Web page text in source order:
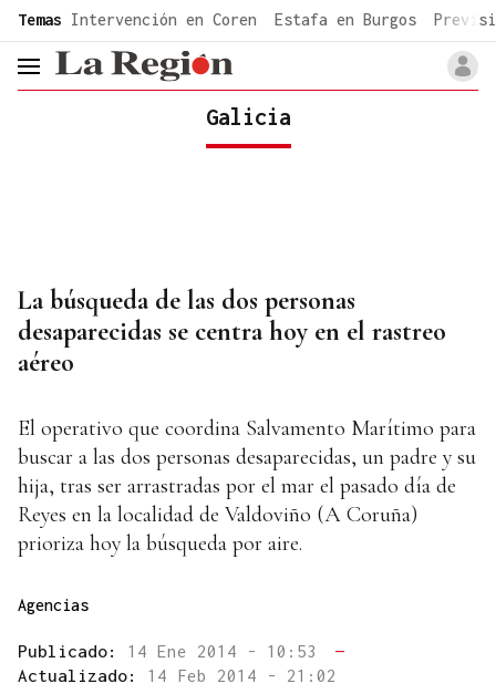
common.go-to-content
Temas Intervención en Coren Estafa en Burgos
header.menu.open
Galicia
La búsqueda de las dos personas
desaparecidas se centra hoy en el rastreo
aéreo
El operativo que coordina Salvamento Marítimo para
buscar a las dos personas desaparecidas, un padre y su
hija, tras ser arrastradas por el mar el pasado día de
Reyes en la localidad de Valdoviño (A Coruña)
prioriza hoy la búsqueda por aire.
Agencias
Publicado: 14 Ene 2014 - 10:53
—
Actualizado: 14 Feb 2014 - 21:02